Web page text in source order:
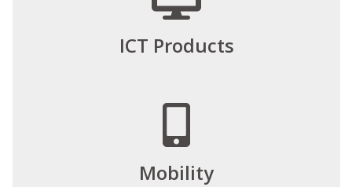
ICT Products
Mobility